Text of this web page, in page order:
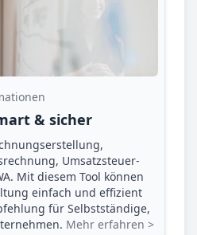
& sicher
Umsatzsteuer­
Mit diesem Tool können
einfach und effizient
für Selbstständige,
Mehr erfahren >